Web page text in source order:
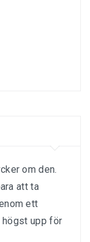
om den.
att ta
ett
högst upp för